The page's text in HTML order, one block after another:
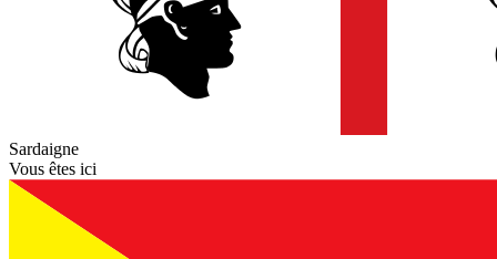
Sardaigne
Vous êtes ici